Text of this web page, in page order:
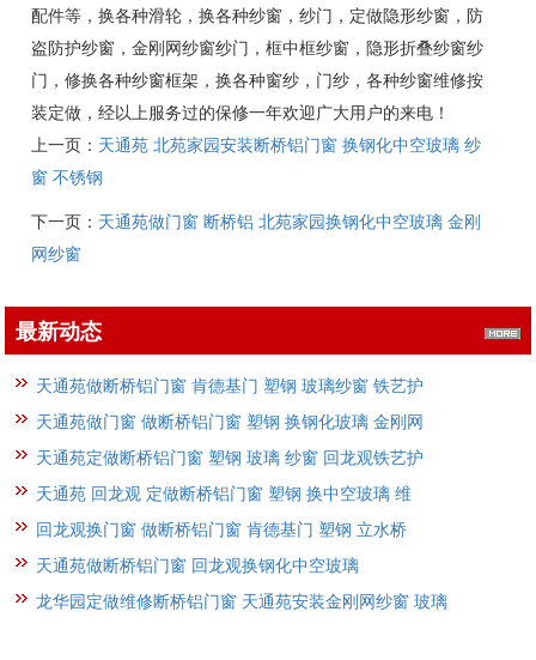
配件等，换各种滑轮，换各种纱窗，纱门，定做隐形纱窗，防
盗防护纱窗，金刚网纱窗纱门，框中框纱窗，隐形折叠纱窗纱
门，修换各种纱窗框架，换各种窗纱，门纱，各种纱窗维修按
装定做，经以上服务过的保修一年欢迎广大用户的来电！
上一页： 天通苑 北苑家园安装断桥铝门窗 换钢化中空玻璃 纱
窗 不锈钢
下一页： 天通苑做门窗 断桥铝 北苑家园换钢化中空玻璃 金刚
网纱窗
最新动态
天通苑做断桥铝门窗 肯德基门 塑钢 玻璃纱窗 铁艺护
天通苑做门窗 做断桥铝门窗 塑钢 换钢化玻璃 金刚网
天通苑定做断桥铝门窗 塑钢 玻璃 纱窗 回龙观铁艺护
天通苑 回龙观 定做断桥铝门窗 塑钢 换中空玻璃 维
回龙观换门窗 做断桥铝门窗 肯德基门 塑钢 立水桥
天通苑做断桥铝门窗 回龙观换钢化中空玻璃
龙华园定做维修断桥铝门窗 天通苑安装金刚网纱窗 玻璃